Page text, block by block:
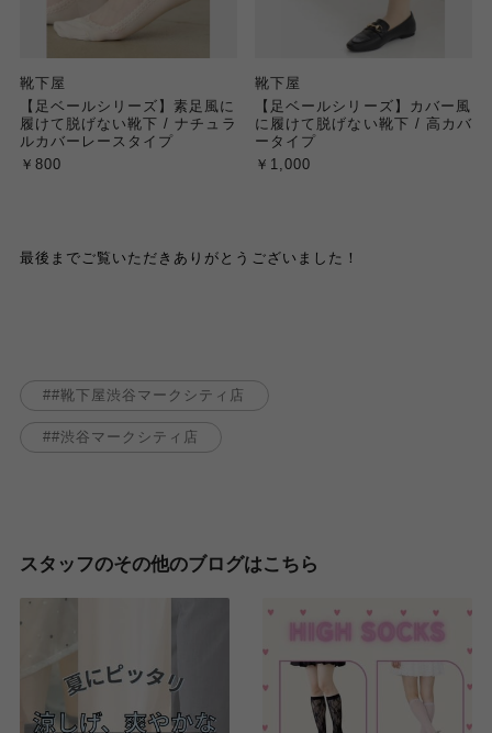
靴下屋
【足ベールシリーズ】素足風に
履けて脱げない靴下 / ナチュラ
ルカバーレースタイプ
￥800
靴下屋
【足ベールシリーズ】カバー風
に履けて脱げない靴下 / 高カバ
ータイプ
￥1,000
最後までご覧いただきありがとうございました！
#靴下屋渋谷マークシティ店
#渋谷マークシティ店
スタッフのその他のブログはこちら